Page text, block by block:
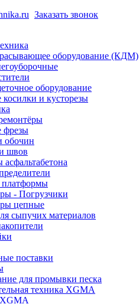
Заказать звонок
оборудование (КДМ)
оборудование
и кусторезы
фрезы
обочин
швов
- Погрузчики
цепные
сыпучих материалов
поставки
для промывки песка
техника XGMA